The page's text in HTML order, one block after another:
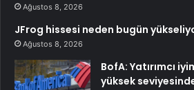
Ağustos 8, 2026
JFrog hissesi neden bugün
Ağustos 8, 2026
BofA: Yatırımcı
yüksek